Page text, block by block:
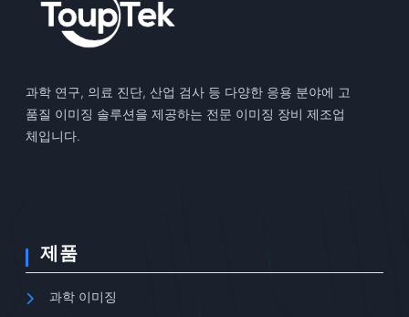
과학 연구, 의료 진단, 산업 검사 등 다양한 응용 분야에 고
품질 이미징 솔루션을 제공하는 전문 이미징 장비 제조업
체입니다.
제품
과학 이미징